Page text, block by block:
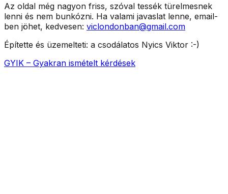
Az oldal még nagyon friss, szóval tessék türelmesnek
lenni és nem bunkózni. Ha valami javaslat lenne, email-
ben jöhet, kedvesen: viclondonban@gmail.com
Építette és üzemelteti: a csodálatos Nyics Viktor :-)
GYIK – Gyakran ismételt kérdések